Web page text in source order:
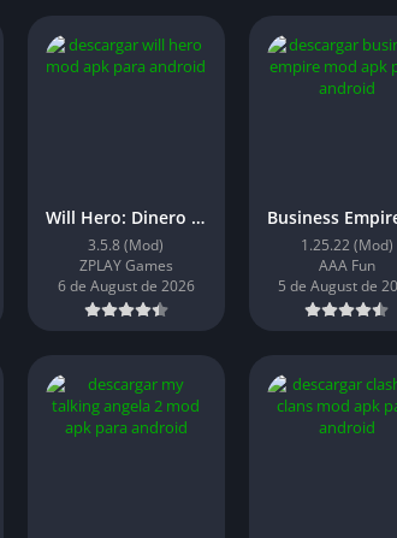
Will Hero: Dinero Infinito
3.5.8 (Mod)
ZPLAY Games
6 de August de 2026
1.25.22 (Mod)
AAA Fun
5 de August de